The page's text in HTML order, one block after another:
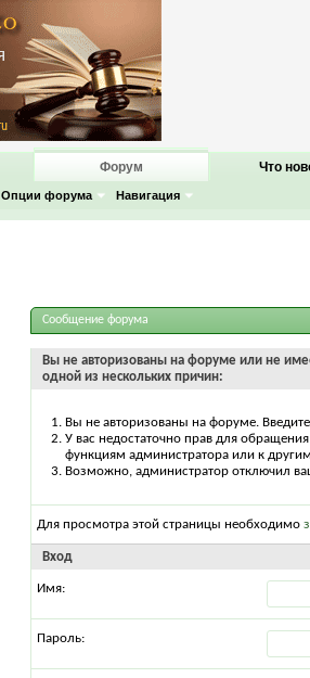
Форум
Опции форума Навигация
Что
Сообщение форума
Вы не авторизованы на форуме или не
одной из нескольких причин:
Вы не авторизованы на форуме.
У вас недостаточно прав для
функциям администратора или к
Возможно, администратор отключил
Для просмотра этой страницы необходимо
Вход
Имя:
Пароль: